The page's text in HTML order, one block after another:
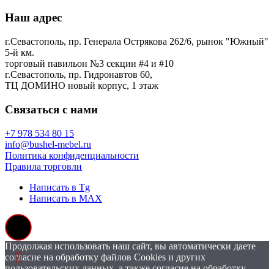
Наш адрес
г.Севастополь, пр. Генерала Острякова 262/6, рынок "Южный"
5-й км.
торговый павильон №3 секции #4 и #10
г.Севастополь, пр. Гидронавтов 60,
ТЦ ДОМИНО новый корпус, 1 этаж
Связаться с нами
+7 978 534 80 15
info@bushel-mebel.ru
Политика конфиденциальности
Правила торговли
Написать в Tg
Написать в MAX
Продолжая использовать наш сайт, вы автоматически даете
согласие на обработку файлов Cookies и других